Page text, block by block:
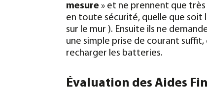
mesure » et ne prennent que
en toute sécurité, quelle que soit
sur le mur ). Ensuite ils ne
une simple prise de courant suffit,
recharger les batteries.
Évaluation des Aides